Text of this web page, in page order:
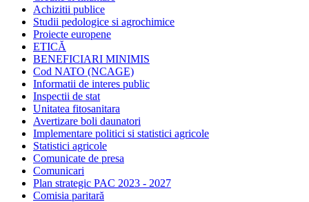
Achizitii publice
Studii pedologice si agrochimice
Proiecte europene
ETICĂ
BENEFICIARI MINIMIS
Cod NATO (NCAGE)
Informatii de interes public
Inspectii de stat
Unitatea fitosanitara
Avertizare boli daunatori
Implementare politici si statistici agricole
Statistici agricole
Comunicate de presa
Comunicari
Plan strategic PAC 2023 - 2027
Comisia paritară